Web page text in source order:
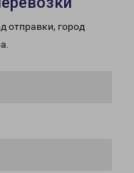
отправки, город